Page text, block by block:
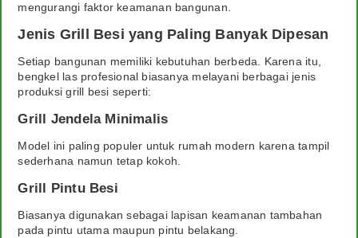
mengurangi faktor keamanan bangunan.
Jenis Grill Besi yang Paling Banyak Dipesan
Setiap bangunan memiliki kebutuhan berbeda. Karena itu,
bengkel las profesional biasanya melayani berbagai jenis
produksi grill besi seperti:
Grill Jendela Minimalis
Model ini paling populer untuk rumah modern karena tampil
sederhana namun tetap kokoh.
Grill Pintu Besi
Biasanya digunakan sebagai lapisan keamanan tambahan
pada pintu utama maupun pintu belakang.